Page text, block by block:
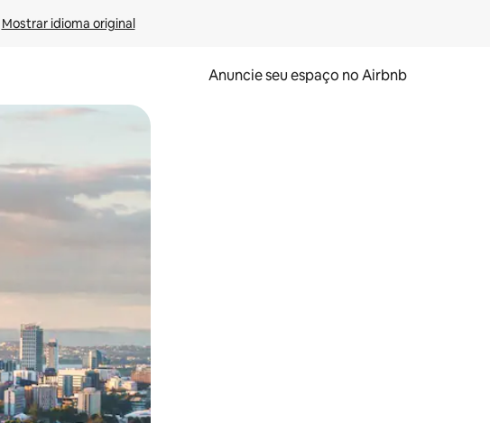
Mostrar idioma original
Anuncie seu espaço no Airbnb
tocando e deslizando o dedo na tela.